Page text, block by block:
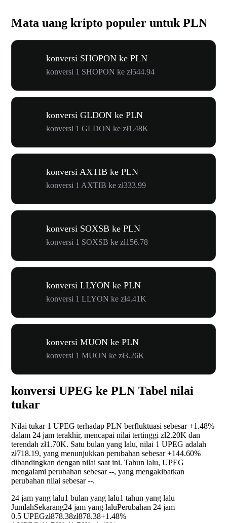
Mata uang kripto populer untuk PLN
konversi SHOPON ke PLN
konversi 1 SHOPON ke zł544.94
konversi GLDON ke PLN
konversi 1 GLDON ke zł1.48K
konversi AXTIB ke PLN
konversi 1 AXTIB ke zł333.99
konversi SOXSB ke PLN
konversi 1 SOXSB ke zł156.78
konversi LLYON ke PLN
konversi 1 LLYON ke zł4.41K
konversi MUON ke PLN
konversi 1 MUON ke zł3.26K
konversi UPEG ke PLN Tabel nilai
tukar
Nilai tukar 1 UPEG terhadap PLN berfluktuasi sebesar+1.48%
dalam 24 jam terakhir, mencapai nilai tertinggi zł2.20K dan
terendah zł1.70K. Satu bulan yang lalu, nilai 1 UPEG adalah
zł718.19, yang menunjukkan perubahan sebesar+144.60%
dibandingkan dengan nilai saat ini. Tahun lalu, UPEG
mengalami perubahan sebesar--, yang mengakibatkan
perubahan nilai sebesar--.
24 jam yang lalu1 bulan yang lalu1 tahun yang lalu
JumlahSekarang24 jam yang laluPerubahan 24 jam
0.5 UPEGzł878.38zł878.38+1.48%